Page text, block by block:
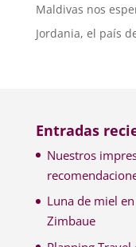
Maldivas nos
Jordania, el país
Entradas
Nuestros
Luna de miel
Zimbaue